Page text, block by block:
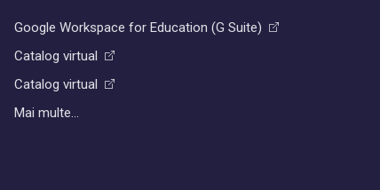
Google Workspace for Education (G Suite)
Catalog virtual
Catalog virtual
Mai multe...